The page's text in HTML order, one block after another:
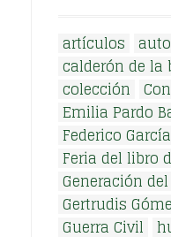
artículos
calderón de la
colección
Emilia Pardo
Federico
Feria del libro
Generación
Gertrudis
Guerra Civil